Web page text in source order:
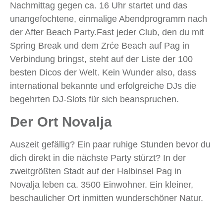
Nachmittag gegen ca. 16 Uhr startet und das
unangefochtene, einmalige Abendprogramm nach
der After Beach Party.Fast jeder Club, den du mit
Spring Break und dem Zrće Beach auf Pag in
Verbindung bringst, steht auf der Liste der 100
besten Dicos der Welt. Kein Wunder also, dass
international bekannte und erfolgreiche DJs die
begehrten DJ-Slots für sich beanspruchen.
Der Ort Novalja
Auszeit gefällig? Ein paar ruhige Stunden bevor du
dich direkt in die nächste Party stürzt? In der
zweitgrößten Stadt auf der Halbinsel Pag in
Novalja leben ca. 3500 Einwohner. Ein kleiner,
beschaulicher Ort inmitten wunderschöner Natur.